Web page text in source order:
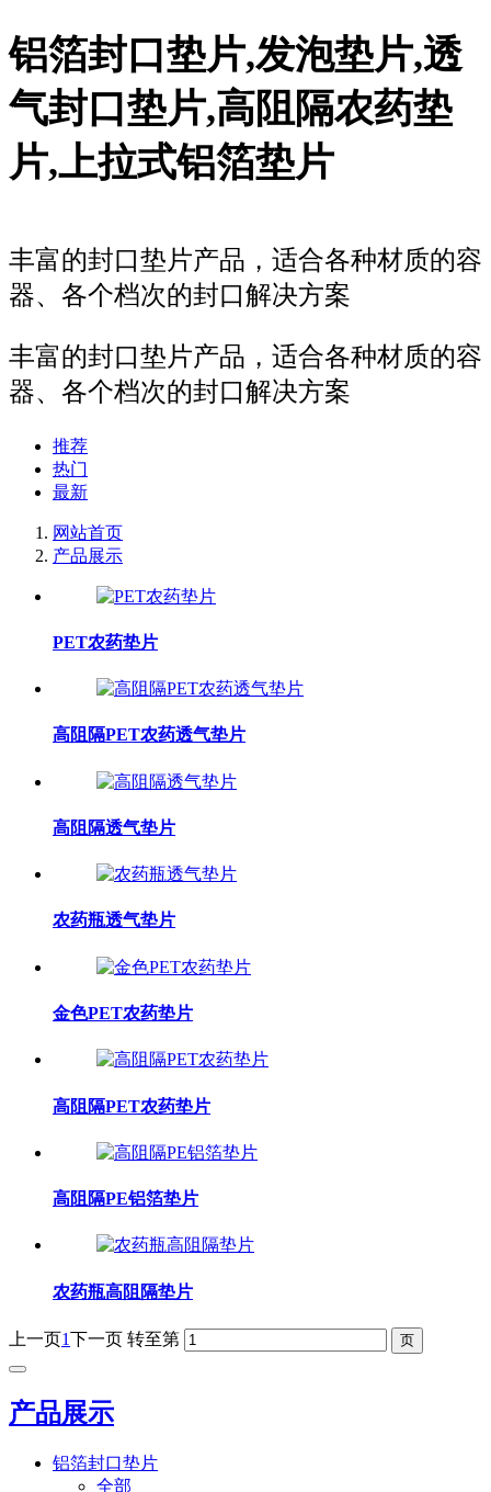
铝箔封口垫片,发泡垫片,透
气封口垫片,高阻隔农药垫
片,上拉式铝箔垫片
丰富的封口垫片产品，适合各种材质的容
器、各个档次的封口解决方案
丰富的封口垫片产品，适合各种材质的容
器、各个档次的封口解决方案
推荐
热门
最新
网站首页
产品展示
PET农药垫片
高阻隔PET农药透气垫片
高阻隔透气垫片
农药瓶透气垫片
金色PET农药垫片
高阻隔PET农药垫片
高阻隔PE铝箔垫片
农药瓶高阻隔垫片
上一页1下一页 转至第
产品展示
铝箔封口垫片
全部